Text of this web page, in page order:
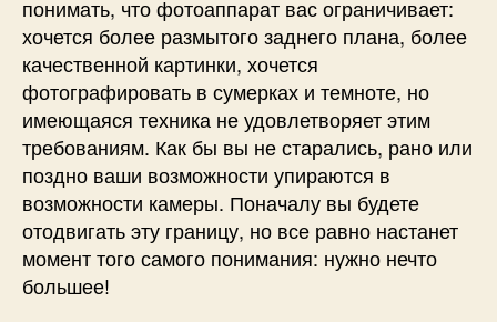
понимать, что фотоаппарат вас ограничивает:
хочется более размытого заднего плана, более
качественной картинки, хочется
фотографировать в сумерках и темноте, но
имеющаяся техника не удовлетворяет этим
требованиям. Как бы вы не старались, рано или
поздно ваши возможности упираются в
возможности камеры. Поначалу вы будете
отодвигать эту границу, но все равно настанет
момент того самого понимания: нужно нечто
большее!